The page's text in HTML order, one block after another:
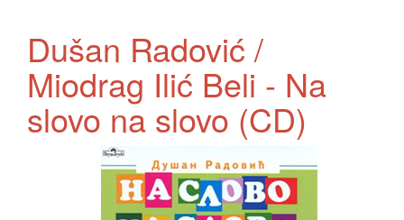
Dušan Radović /
Miodrag Ilić Beli - Na
slovo na slovo (CD)